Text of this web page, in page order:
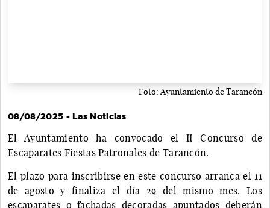
Foto: Ayuntamiento de Tarancón
08/08/2025 - Las Noticias
El Ayuntamiento ha convocado el II Concurso de
Escaparates Fiestas Patronales de Tarancón.
El plazo para inscribirse en este concurso arranca el 11
de agosto y finaliza el día 29 del mismo mes. Los
escaparates o fachadas decoradas apuntados deberán